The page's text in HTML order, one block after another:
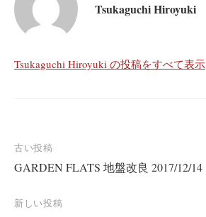
Tsukaguchi Hiroyuki
Tsukaguchi Hiroyuki の投稿をすべて表示
投
稿
ナ
古い投稿
GARDEN FLATS 地盤改良 2017/12/14
新しい投稿